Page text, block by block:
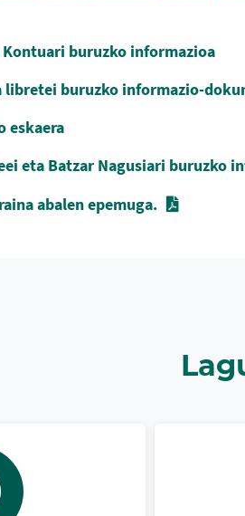
buruzko informazioa
libretei buruzko informazio-
eskaera
eta Batzar Nagusiari buruzko
abalen epemuga.